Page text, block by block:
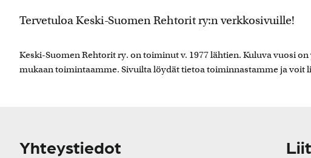
Tervetuloa Keski-Suomen Rehtorit ry:n verkkosivuille!
Keski-Suomen Rehtorit ry. on toiminut v. 1977 lähtien. Kuluva vuosi
mukaan toimintaamme. Sivuilta löydät tietoa toiminnastamme ja voit
Yhteystiedot